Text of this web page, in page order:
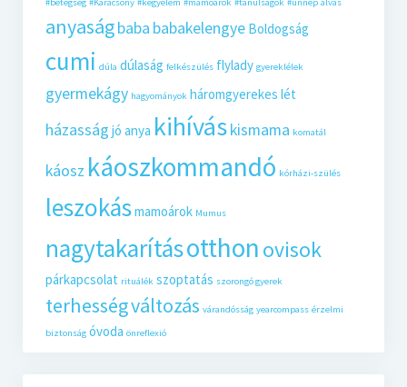
#betegség #Karácsony #kegyelem #mamoárok #tanulságok #ünnep alvás
anyaságbaba babakelengye Boldogság
cumi dúla dúlaság felkészülés flylady gyereklélek
gyermekágy hagyományok háromgyerekes lét
házasság jó anya kihíváskismama komatál
káosz káoszkommandó kórházi-szülés
leszokásmamoárok Mumus
nagytakarításotthon ovisok
párkapcsolat rituálék szoptatás szorongó gyerek
terhességváltozás várandósság yearcompass érzelmi
biztonság óvoda önreflexió